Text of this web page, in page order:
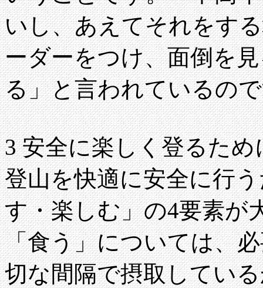
いし、あえてそれをす
ーダーをつけ、面倒を
る」と言われているの
3 安全に楽しく登るため
登山を快適に安全に行
す・楽しむ」の4要素が
「食う」については、
切な間隔で摂取してい